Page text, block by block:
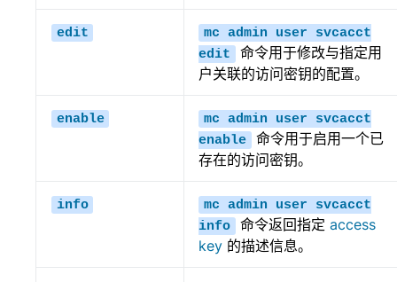
edit mc admin user
svcacct
edit 命令用于修改与指定用
户关联的访问密钥的配置。
enable mc admin user
svcacct
enable 命令用于启用一个已
存在的访问密钥。
info mc admin user
svcacct
info 命令返回指定 access
key 的描述信息。